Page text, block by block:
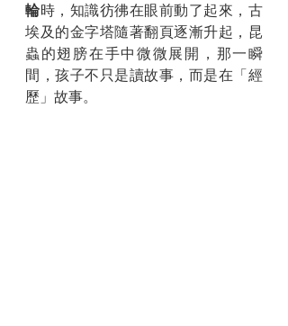
輪時，知識彷彿在眼前動了起來，古
埃及的金字塔隨著翻頁逐漸升起，昆
蟲的翅膀在手中微微展開，那一瞬
間，孩子不只是讀故事，而是在「經
歷」故事。